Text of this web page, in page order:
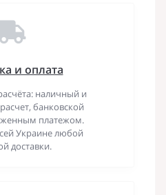
и оплата
наличный и
банковской
платежом.
Украине любой
доставки.